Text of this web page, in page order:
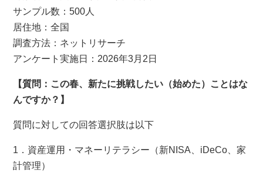
サンプル数：500人
居住地：全国
調査方法：ネットリサーチ
アンケート実施日：2026年3月2日
【質問：この春、新たに挑戦したい（始めた）ことはな
んですか？】
質問に対しての回答選択肢は以下
1．資産運用・マネーリテラシー（新NISA、iDeCo、家
計管理）